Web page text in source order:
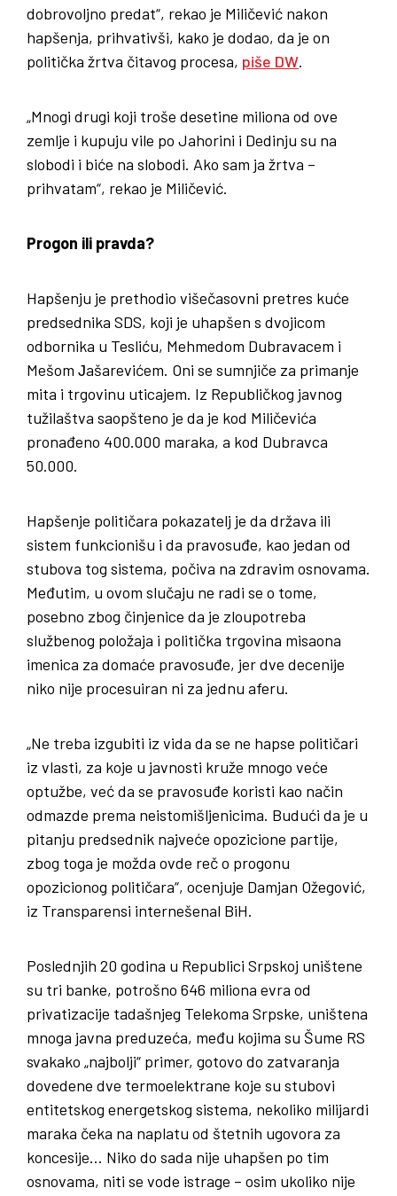
dobrovoljno predat“, rekao je Miličević nakon
hapšenja, prihvativši, kako je dodao, da je on
politička žrtva čitavog procesa, piše DW.
„Mnogi drugi koji troše desetine miliona od ove
zemlje i kupuju vile po Jahorini i Dedinju su na
slobodi i biće na slobodi. Ako sam ja žrtva –
prihvatam“, rekao je Miličević.
Progon ili pravda?
Hapšenju je prethodio višečasovni pretres kuće
predsednika SDS, koji je uhapšen s dvojicom
odbornika u Tesliću, Mehmedom Dubravacem i
Mešom Јašarevićem. Oni se sumnjiče za primanje
mita i trgovinu uticajem. Iz Republičkog javnog
tužilaštva saopšteno je da je kod Miličevića
pronađeno 400.000 maraka, a kod Dubravca
50.000.
Hapšenje političara pokazatelj je da država ili
sistem funkcionišu i da pravosuđe, kao jedan od
stubova tog sistema, počiva na zdravim osnovama.
Međutim, u ovom slučaju ne radi se o tome,
posebno zbog činjenice da je zloupotreba
službenog položaja i politička trgovina misaona
imenica za domaće pravosuđe, jer dve decenije
niko nije procesuiran ni za jednu aferu.
„Ne treba izgubiti iz vida da se ne hapse političari
iz vlasti, za koje u javnosti kruže mnogo veće
optužbe, već da se pravosuđe koristi kao način
odmazde prema neistomišljenicima. Budući da je u
pitanju predsednik najveće opozicione partije,
zbog toga je možda ovde reč o progonu
opozicionog političara“, ocenjuje Damjan Ožegović,
iz Transparensi internešenal BiH.
Poslednjih 20 godina u Republici Srpskoj uništene
su tri banke, potrošno 646 miliona evra od
privatizacije tadašnjeg Telekoma Srpske, uništena
mnoga javna preduzeća, među kojima su Šume RS
svakako „najbolji“ primer, gotovo do zatvaranja
dovedene dve termoelektrane koje su stubovi
entitetskog energetskog sistema, nekoliko milijardi
maraka čeka na naplatu od štetnih ugovora za
koncesije… Niko do sada nije uhapšen po tim
osnovama, niti se vode istrage – osim ukoliko nije